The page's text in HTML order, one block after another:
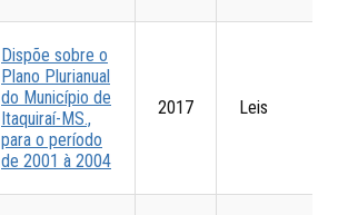
Dispõe sobre o
Plano Plurianual
do Município de
Itaquiraí-MS.,
para o período
de 2001 à 2004
2017 Leis